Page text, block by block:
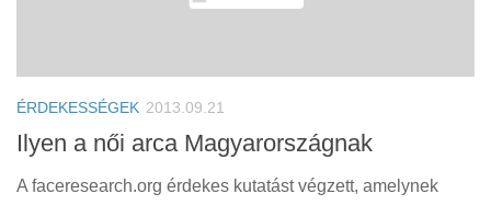
Érdekességek
Helyszíni Riport
E-BB
ÉRDEKESSÉGEK 2013.09.21
Ilyen a női arca Magyarországnak
A faceresearch.org érdekes kutatást végzett, amelynek